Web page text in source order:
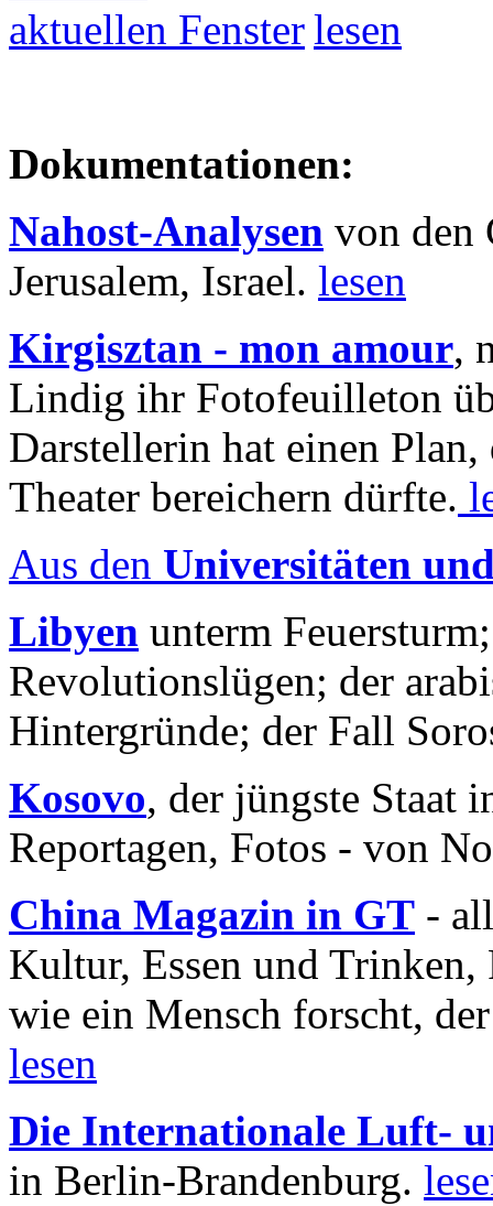
lesen
Dokumentationen:
Nahost-Analysen von den
Jerusalem, Israel. lesen
Kirgisztan - mon amour,
Lindig ihr Fotofeuilleton
Darstellerin hat einen Plan,
Theater bereichern dürfte.
Aus den Universitäten
Libyen unterm
Revolutionslügen; der
Hintergründe; der Fall
Kosovo, der jüngste Staat
Reportagen, Fotos - von
China Magazin in GT -
Kultur, Essen und
wie ein Mensch forscht,
lesen
Die Internationale Luft-
in Berlin-Brandenburg.